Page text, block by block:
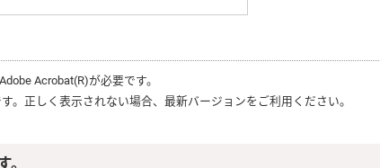
Adobe Acrobat(R)が必要です。
。正しく表示されない場合、最新バージョンをご利用ください。